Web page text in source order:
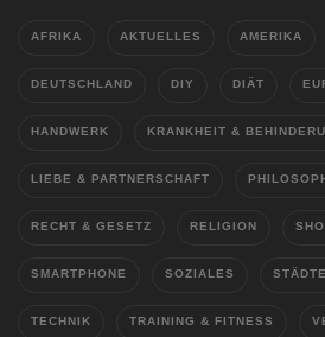
AFRIKA AKTUELLES AMERIKA
DEUTSCHLAND DIY DIÄT
HANDWERK KRANKHEIT &
LIEBE & PARTNERSCHAFT
RECHT & GESETZ RELIGION
SMARTPHONE SOZIALES
TECHNIK TRAINING & FITNESS